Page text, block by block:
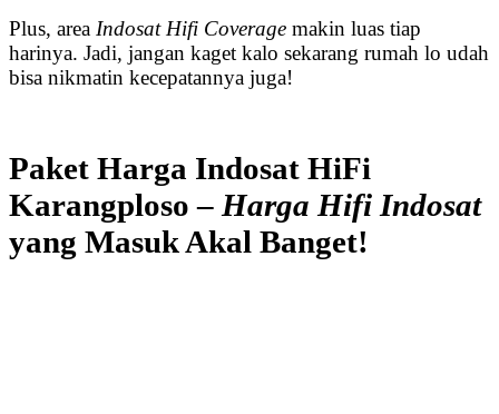
Plus, area Indosat Hifi Coverage makin luas tiap
harinya. Jadi, jangan kaget kalo sekarang rumah lo udah
bisa nikmatin kecepatannya juga!
Paket Harga Indosat HiFi
Karangploso – Harga Hifi Indosat
yang Masuk Akal Banget!